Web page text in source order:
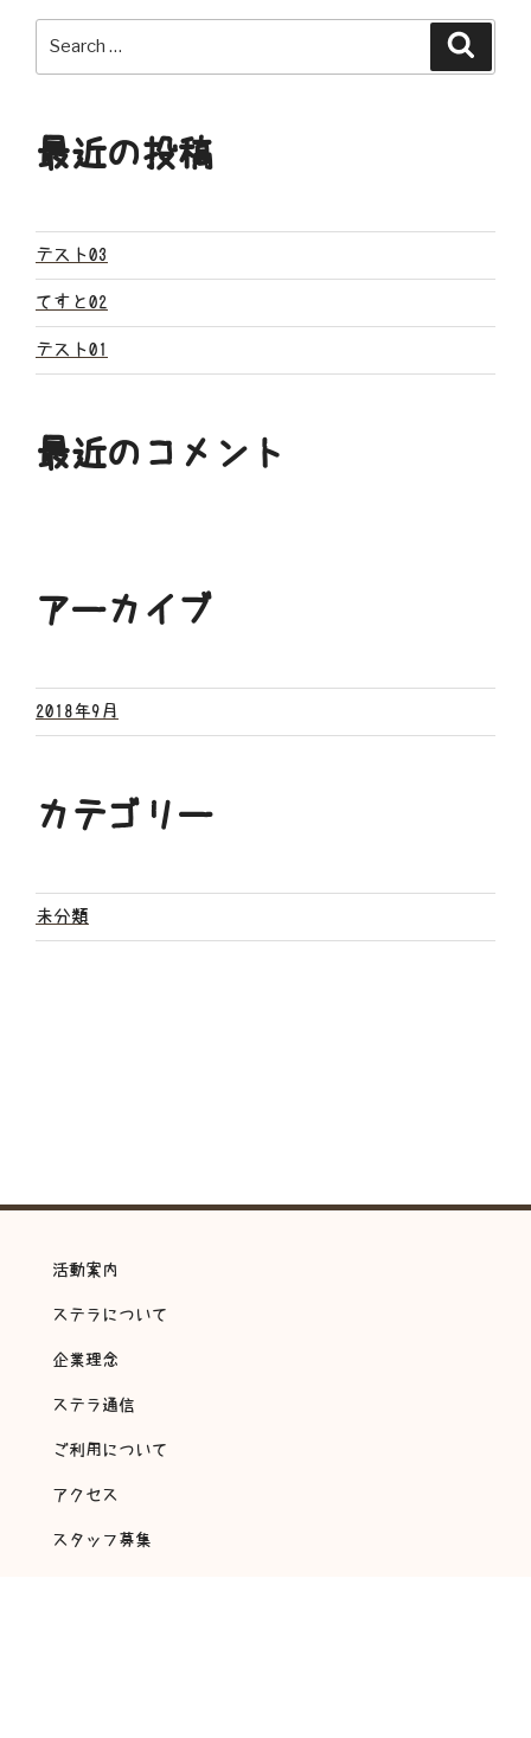
ビ
ゲ
シ
ン
最近の投稿
テスト03
てすと02
テスト01
最近のコメント
アーカイブ
2018年9月
カテゴリー
未分類
活動案内
ステラについて
企業理念
ステラ通信
ご利用について
アクセス
スタッフ募集